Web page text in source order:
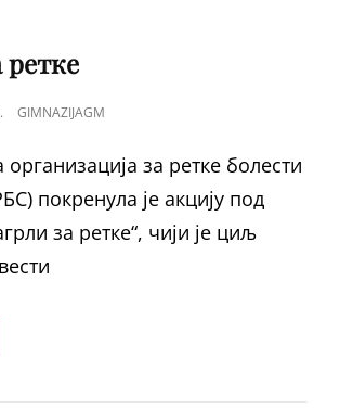
ретке
GIMNAZIJAGM
за ретке болести
покренула је акцију под
за ретке“, чији је циљ